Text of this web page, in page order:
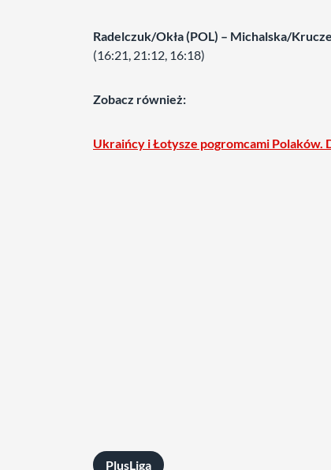
Radelczuk/Okła (POL) – Michalska/
(16:21, 21:12, 16:18)
Zobacz również:
Ukraińcy i Łotysze pogromcami Polaków.
PlusLiga